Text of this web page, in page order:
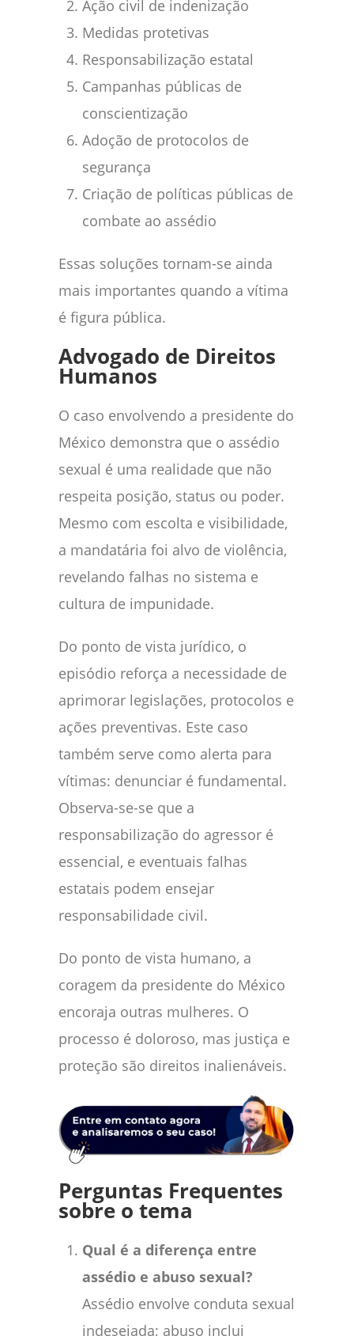
Ação civil de indenização
Medidas protetivas
Responsabilização estatal
Campanhas públicas de
conscientização
Adoção de protocolos de
segurança
Criação de políticas públicas de
combate ao assédio
Essas soluções tornam-se ainda
mais importantes quando a vítima
é figura pública.
Advogado de Direitos
Humanos
O caso envolvendo a presidente do
México demonstra que o assédio
sexual é uma realidade que não
respeita posição, status ou poder.
Mesmo com escolta e visibilidade,
a mandatária foi alvo de violência,
revelando falhas no sistema e
cultura de impunidade.
Do ponto de vista jurídico, o
episódio reforça a necessidade de
aprimorar legislações, protocolos e
ações preventivas. Este caso
também serve como alerta para
vítimas: denunciar é fundamental.
Observa-se-se que a
responsabilização do agressor é
essencial, e eventuais falhas
estatais podem ensejar
responsabilidade civil.
Do ponto de vista humano, a
coragem da presidente do México
encoraja outras mulheres. O
processo é doloroso, mas justiça e
proteção são direitos inalienáveis.
Perguntas Frequentes
sobre o tema
Qual é a diferença entre
assédio e abuso sexual?
Assédio envolve conduta sexual
indesejada; abuso inclui